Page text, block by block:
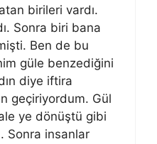
birileri vardı.
Sonra biri bana
Ben de bu
güle benzediğini
diye iftira
geçiriyordum. Gül
ye dönüştü gibi
Sonra insanlar